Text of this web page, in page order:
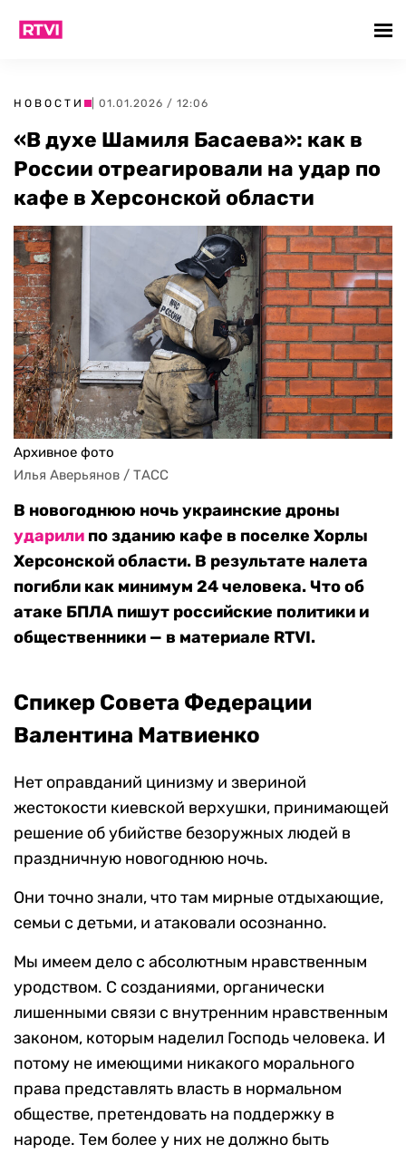
НОВОСТИ | 01.01.2026 / 12:06
«В духе Шамиля Басаева»: как в
России отреагировали на удар по
кафе в Херсонской области
Архивное фото
Илья Аверьянов / ТАСС
В новогоднюю ночь украинские дроны
ударили по зданию кафе в поселке Хорлы
Херсонской области. В результате налета
погибли как минимум 24 человека. Что об
атаке БПЛА пишут российские политики и
общественники — в материале RTVI.
Спикер Совета Федерации
Валентина Матвиенко
Нет оправданий цинизму и звериной
жестокости киевской верхушки, принимающей
решение об убийстве безоружных людей в
праздничную новогоднюю ночь.
Они точно знали, что там мирные отдыхающие,
семьи с детьми, и атаковали осознанно.
Мы имеем дело с абсолютным нравственным
уродством. С созданиями, органически
лишенными связи с внутренним нравственным
законом, которым наделил Господь человека. И
потому не имеющими никакого морального
права представлять власть в нормальном
обществе, претендовать на поддержку в
народе. Тем более у них не должно быть